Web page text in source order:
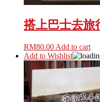
搭上巴士去旅
RM80.00 Add to cart
Add to Wishlist